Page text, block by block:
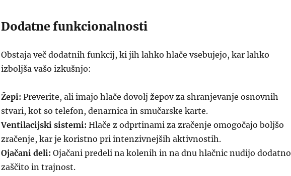
Dodatne funkcionalnosti
Obstaja več dodatnih funkcij, ki jih lahko hlače vsebujejo, kar lahko
izboljša vašo izkušnjo:
Žepi: Preverite, ali imajo hlače dovolj žepov za shranjevanje osnovnih
stvari, kot so telefon, denarnica in smučarske karte.
Ventilacijski sistemi: Hlače z odprtinami za zračenje omogočajo boljšo
zračenje, kar je koristno pri intenzivnejših aktivnostih.
Ojačani deli: Ojačani predeli na kolenih in na dnu hlačnic nudijo dodatno
zaščito in trajnost.